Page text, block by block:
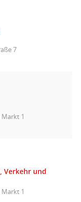
7
Markt 1
Verkehr und
Markt 1